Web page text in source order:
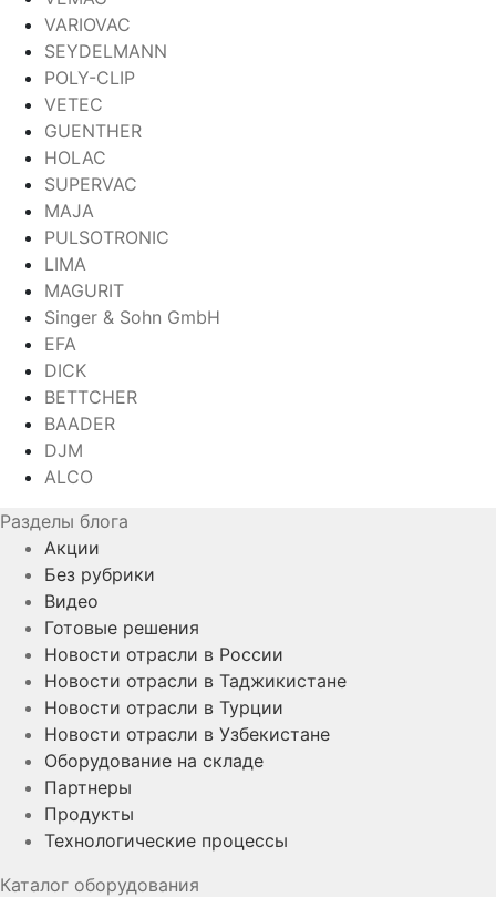
VARIOVAC
SEYDELMANN
POLY-CLIP
VETEC
GUENTHER
HOLAC
SUPERVAC
MAJA
PULSOTRONIC
LIMA
MAGURIT
Singer & Sohn GmbH
EFA
DICK
BETTCHER
BAADER
DJM
ALCO
Разделы блога
Акции
Без рубрики
Видео
Готовые решения
Новости отрасли в России
Новости отрасли в Таджикистане
Новости отрасли в Турции
Новости отрасли в Узбекистане
Оборудование на складе
Партнеры
Продукты
Технологические процессы
Каталог оборудования